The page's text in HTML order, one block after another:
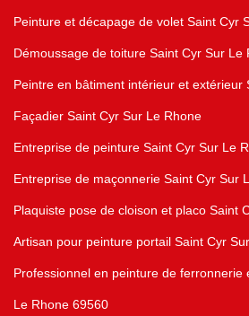
Peinture et décapage de volet Saint Cyr
Démoussage de toiture Saint Cyr Sur Le
Peintre en bâtiment intérieur et extérieur
Façadier Saint Cyr Sur Le Rhone
Entreprise de peinture Saint Cyr Sur Le
Entreprise de maçonnerie Saint Cyr Sur
Plaquiste pose de cloison et placo Saint
Artisan pour peinture portail Saint Cyr
Professionnel en peinture de ferronnerie
Le Rhone 69560